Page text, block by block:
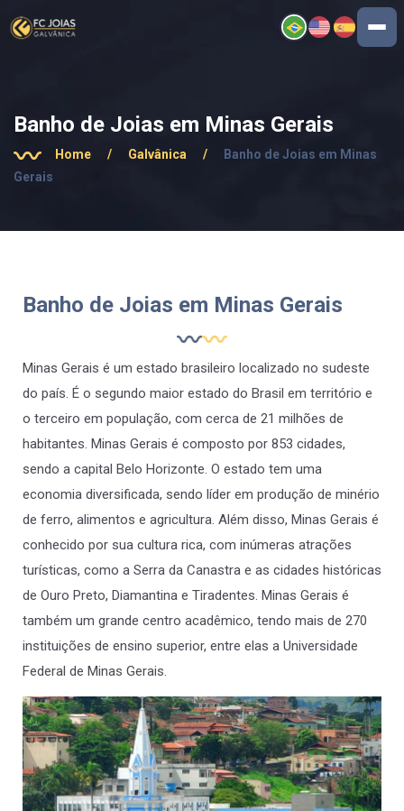
Banho de Joias em Minas Gerais
Home / Galvânica /
Banho de Joias em Minas
Gerais
Banho de Joias em Minas Gerais
Minas Gerais é um estado brasileiro localizado no sudeste
do país. É o segundo maior estado do Brasil em território e
o terceiro em população, com cerca de 21 milhões de
habitantes. Minas Gerais é composto por 853 cidades,
sendo a capital Belo Horizonte. O estado tem uma
economia diversificada, sendo líder em produção de minério
de ferro, alimentos e agricultura. Além disso, Minas Gerais é
conhecido por sua cultura rica, com inúmeras atrações
turísticas, como a Serra da Canastra e as cidades históricas
de Ouro Preto, Diamantina e Tiradentes. Minas Gerais é
também um grande centro acadêmico, tendo mais de 270
instituições de ensino superior, entre elas a Universidade
Federal de Minas Gerais.